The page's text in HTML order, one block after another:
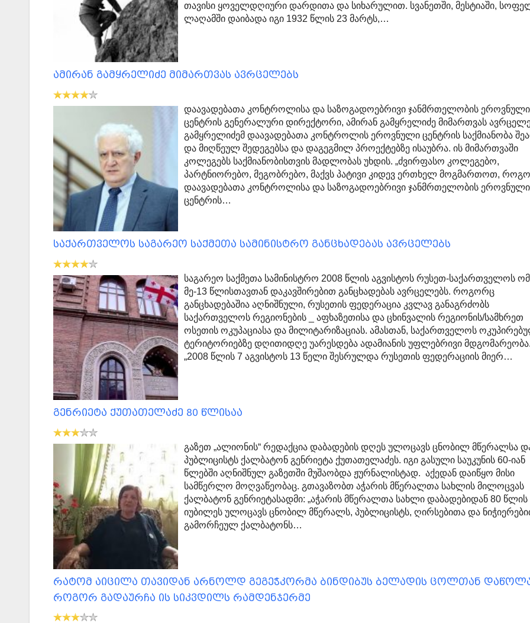
თავისი ყოველდღიური დარდითა და სიხარულით. სვანეთში, მესტიაში,
ლაღამში დაიბადა იგი 1932 წლის 23 მარტს,…
ამირან გამყრელიძე მიმართვას ავრცელებს
დაავადებათა კონტროლისა და საზოგადოებრივი ჯანმრთელობის ეროვნული
ცენტრის გენერალური დირექტორი, ამირან გამყრელიძე მიმართვას
გამყრელიძემ დაავადებათა კონტროლის ეროვნული ცენტრის საქმიანობა
და მიღწეულ შედეგებსა და დაგეგმილ პროექტებზე ისაუბრა. ის მიმართვაში
კოლეგებს საქმიანობისთვის მადლობას უხდის. „ძვირფასო კოლეგებო,
პარტნიორებო, მეგობრებო, მაქვს პატივი კიდევ ერთხელ მოგმართოთ,
დაავადებათა კონტროლისა და საზოგადოებრივი ჯანმრთელობის ეროვნული
ცენტრის…
საქართველოს საგარეო საქმეთა სამინისტრო განცხადებას ავრცელებს
საგარეო საქმეთა სამინისტრო 2008 წლის აგვისტოს რუსეთ-საქართველოს
მე-13 წლისთავთან დაკავშირებით განცხადებას ავრცელებს. როგორც
განცხადებაშია აღნიშნული, რუსეთის ფედერაცია კვლავ განაგრძობს
საქართველოს რეგიონების _ აფხაზეთისა და ცხინვალის რეგიონის/სამხრეთ
ოსეთის ოკუპაციასა და მილიტარიზაციას. ამასთან, საქართველოს
ტერიტორიებზე დღითიდღე უარესდება ადამიანის უფლებრივი მდგომარეობა.
„2008 წლის 7 აგვისტოს 13 წელი შესრულდა რუსეთის ფედერაციის მიერ…
გენრიეტა ქუთათელაძე 80 წლისაა
გაზეთ „ალიონის“ რედაქცია დაბადების დღეს ულოცავს ცნობილ მწერალსა
პუბლიცისტს ქალბატონ გენრიეტა ქუთათელაძეს. იგი გასული საუკუნის 60-იან
წლებში აღნიშნულ გაზეთში მუშაობდა ჟურნალისტად. აქედან დაიწყო მისი
სამწერლო მოღვაწეობაც. გთავაზობთ აჭარის მწერალთა სახლის მილოცვას
ქალბატონ გენრიეტასადმი: „აჭარის მწერალთა სახლი დაბადებიდან 80 წლის
იუბილეს ულოცავს ცნობილ მწერალს, პუბლიცისტს, ღირსებითა და
გამორჩეულ ქალბატონს…
რატომ აიცილა თავიდან არნოლდ გეგეჭკორმა ბინდიბუს ბელადის ცოლთან
როგორ გადაურჩა ის სიკვდილს რამდენჯერმე